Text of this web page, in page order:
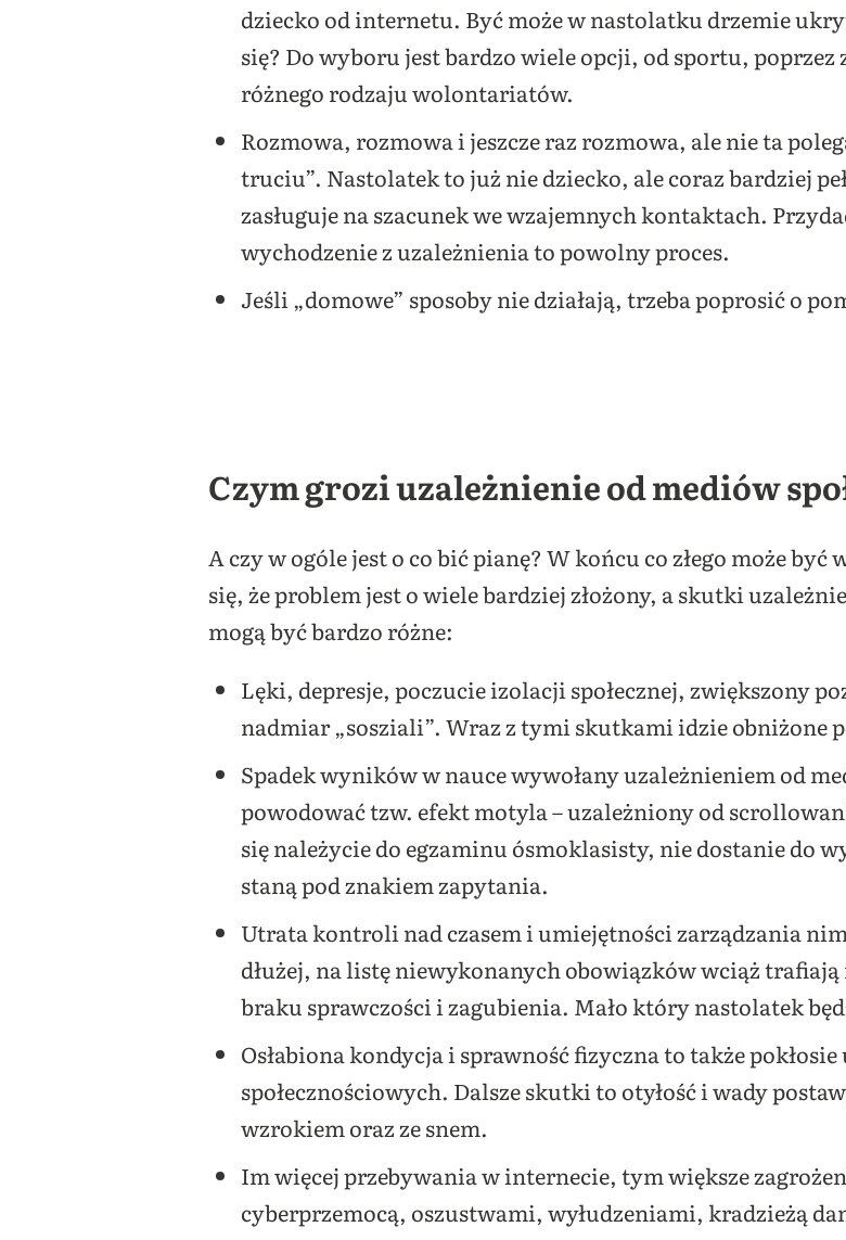
dziecko od internetu. Być może w nastolatku drzemie
się? Do wyboru jest bardzo wiele opcji, od sportu,
różnego rodzaju wolontariatów.
Rozmowa, rozmowa i jeszcze raz rozmowa, ale nie ta
truciu”. Nastolatek to już nie dziecko, ale coraz bardziej
zasługuje na szacunek we wzajemnych kontaktach.
wychodzenie z uzależnienia to powolny proces.
Jeśli „domowe” sposoby nie działają, trzeba poprosić o
Czym grozi uzależnienie od mediów
A czy w ogóle jest o co bić pianę? W końcu co złego może
się, że problem jest o wiele bardziej złożony, a skutki
mogą być bardzo różne:
Lęki, depresje, poczucie izolacji społecznej, zwiększony
nadmiar „sosziali”. Wraz z tymi skutkami idzie obniżone
Spadek wyników w nauce wywołany uzależnieniem od
powodować tzw. efekt motyla – uzależniony od
się należycie do egzaminu ósmoklasisty, nie dostanie do
staną pod znakiem zapytania.
Utrata kontroli nad czasem i umiejętności zarządzania
dłużej, na listę niewykonanych obowiązków wciąż
braku sprawczości i zagubienia. Mało który nastolatek
Osłabiona kondycja i sprawność fizyczna to także
społecznościowych. Dalsze skutki to otyłość i wady
wzrokiem oraz ze snem.
Im więcej przebywania w internecie, tym większe
cyberprzemocą, oszustwami, wyłudzeniami, kradzieżą